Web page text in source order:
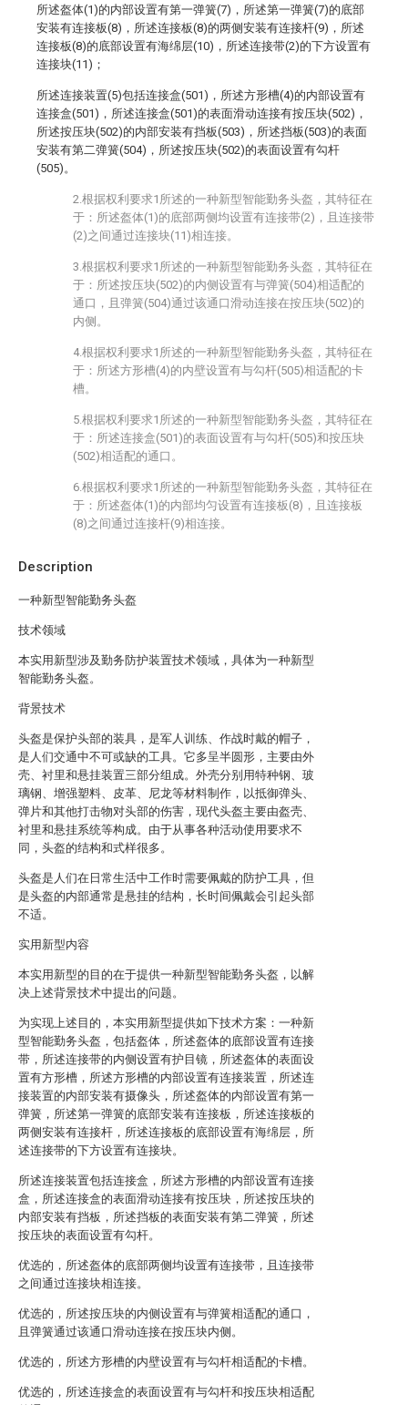
Description
一种新型智能勤务头盔
技术领域
本实用新型涉及勤务防护装置技术领域，具体为一种新型
智能勤务头盔。
背景技术
头盔是保护头部的装具，是军人训练、作战时戴的帽子，
是人们交通中不可或缺的工具。它多呈半圆形，主要由外
壳、衬里和悬挂装置三部分组成。外壳分别用特种钢、玻
璃钢、增强塑料、皮革、尼龙等材料制作，以抵御弹头、
弹片和其他打击物对头部的伤害，现代头盔主要由盔壳、
衬里和悬挂系统等构成。由于从事各种活动使用要求不
同，头盔的结构和式样很多。
头盔是人们在日常生活中工作时需要佩戴的防护工具，但
是头盔的内部通常是悬挂的结构，长时间佩戴会引起头部
不适。
实用新型内容
本实用新型的目的在于提供一种新型智能勤务头盔，以解
决上述背景技术中提出的问题。
为实现上述目的，本实用新型提供如下技术方案：一种新
型智能勤务头盔，包括盔体，所述盔体的底部设置有连接
带，所述连接带的内侧设置有护目镜，所述盔体的表面设
置有方形槽，所述方形槽的内部设置有连接装置，所述连
接装置的内部安装有摄像头，所述盔体的内部设置有第一
弹簧，所述第一弹簧的底部安装有连接板，所述连接板的
两侧安装有连接杆，所述连接板的底部设置有海绵层，所
述连接带的下方设置有连接块。
所述连接装置包括连接盒，所述方形槽的内部设置有连接
盒，所述连接盒的表面滑动连接有按压块，所述按压块的
内部安装有挡板，所述挡板的表面安装有第二弹簧，所述
按压块的表面设置有勾杆。
优选的，所述盔体的底部两侧均设置有连接带，且连接带
之间通过连接块相连接。
优选的，所述按压块的内侧设置有与弹簧相适配的通口，
且弹簧通过该通口滑动连接在按压块内侧。
优选的，所述方形槽的内壁设置有与勾杆相适配的卡槽。
优选的，所述连接盒的表面设置有与勾杆和按压块相适配
所述盔体(1)的内部设置有第一弹簧(7)，所述第一弹簧(7)的底部
安装有连接板(8)，所述连接板(8)的两侧安装有连接杆(9)，所述
连接板(8)的底部设置有海绵层(10)，所述连接带(2)的下方设置有
连接块(11)；
所述连接装置(5)包括连接盒(501)，所述方形槽(4)的内部设置有
连接盒(501)，所述连接盒(501)的表面滑动连接有按压块(502)，
所述按压块(502)的内部安装有挡板(503)，所述挡板(503)的表面
安装有第二弹簧(504)，所述按压块(502)的表面设置有勾杆
(505)。
2.根据权利要求1所述的一种新型智能勤务头盔，其特征在
于：所述盔体(1)的底部两侧均设置有连接带(2)，且连接带
(2)之间通过连接块(11)相连接。
3.根据权利要求1所述的一种新型智能勤务头盔，其特征在
于：所述按压块(502)的内侧设置有与弹簧(504)相适配的
通口，且弹簧(504)通过该通口滑动连接在按压块(502)的
内侧。
4.根据权利要求1所述的一种新型智能勤务头盔，其特征在
于：所述方形槽(4)的内壁设置有与勾杆(505)相适配的卡
槽。
5.根据权利要求1所述的一种新型智能勤务头盔，其特征在
于：所述连接盒(501)的表面设置有与勾杆(505)和按压块
(502)相适配的通口。
6.根据权利要求1所述的一种新型智能勤务头盔，其特征在
于：所述盔体(1)的内部均匀设置有连接板(8)，且连接板
(8)之间通过连接杆(9)相连接。